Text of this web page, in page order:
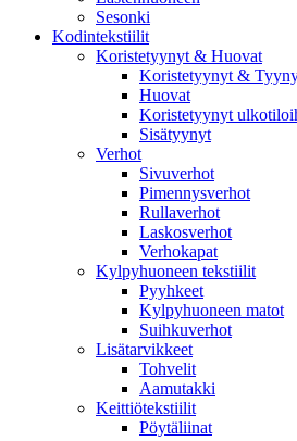
Sesonki
Kodintekstiilit
Koristetyynyt & Huovat
Koristetyynyt &
Huovat
Koristetyynyt
Sisätyynyt
Verhot
Sivuverhot
Pimennysverhot
Rullaverhot
Laskosverhot
Verhokapat
Kylpyhuoneen tekstiilit
Pyyhkeet
Kylpyhuoneen matot
Suihkuverhot
Lisätarvikkeet
Tohvelit
Aamutakki
Keittiötekstiilit
Pöytäliinat